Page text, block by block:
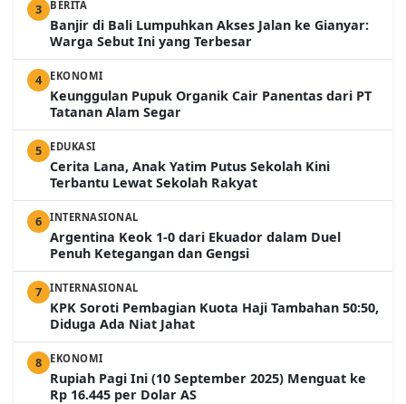
3 BERITA
Banjir di Bali Lumpuhkan Akses Jalan ke Gianyar:
Warga Sebut Ini yang Terbesar
4 EKONOMI
Keunggulan Pupuk Organik Cair Panentas dari PT
Tatanan Alam Segar
5 EDUKASI
Cerita Lana, Anak Yatim Putus Sekolah Kini
Terbantu Lewat Sekolah Rakyat
6 INTERNASIONAL
Argentina Keok 1-0 dari Ekuador dalam Duel
Penuh Ketegangan dan Gengsi
7 INTERNASIONAL
KPK Soroti Pembagian Kuota Haji Tambahan 50:50,
Diduga Ada Niat Jahat
8 EKONOMI
Rupiah Pagi Ini (10 September 2025) Menguat ke
Rp 16.445 per Dolar AS